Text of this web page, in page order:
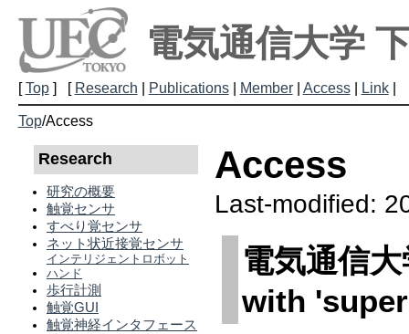
電気通信大学
[Top] [ Research Publications| Member| Access| Link|
Top/Access
Research
研究の概要
触覚センサ
すべり覚センサ
ネット状近接覚センサ
インテリジェントロボット
ハンド
歩行計測
触覚GUI
触覚神経インタフェース
Access
Last-modified:
電気通信
with